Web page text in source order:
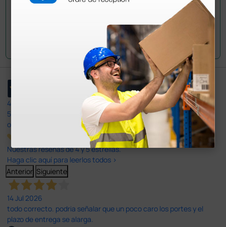
Envía tu pregunta
4,4
597
opiniones
Nuestras reseñas de 4 y 5 estrellas.
Haga clic aquí para leerlos todos >
Anterior Siguiente
14 Jul 2026
todo correcto. podria señalar que un poco caro los portes y el
plazo de entrega se alarga.